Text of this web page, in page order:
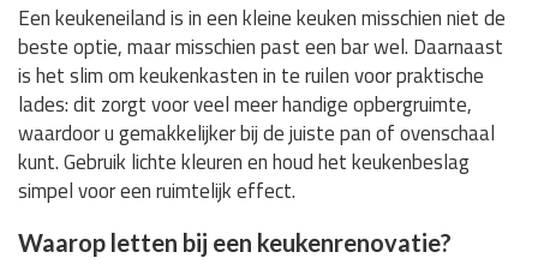
Een keukeneiland is in een kleine keuken misschien niet de
beste optie, maar misschien past een bar wel. Daarnaast
is het slim om keukenkasten in te ruilen voor praktische
lades: dit zorgt voor veel meer handige opbergruimte,
waardoor u gemakkelijker bij de juiste pan of ovenschaal
kunt. Gebruik lichte kleuren en houd het keukenbeslag
simpel voor een ruimtelijk effect.
Waarop letten bij een keukenrenovatie?